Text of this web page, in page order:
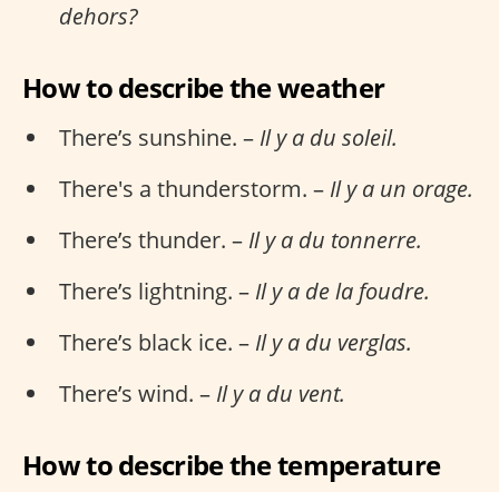
dehors?
How to describe the weather
There’s sunshine. – Il y a du soleil.
There's a thunderstorm. – Il y a un orage.
There’s thunder. – Il y a du tonnerre.
There’s lightning. – Il y a de la foudre.
There’s black ice. – Il y a du verglas.
There’s wind. – Il y a du vent.
How to describe the temperature